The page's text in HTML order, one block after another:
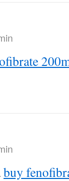
buy